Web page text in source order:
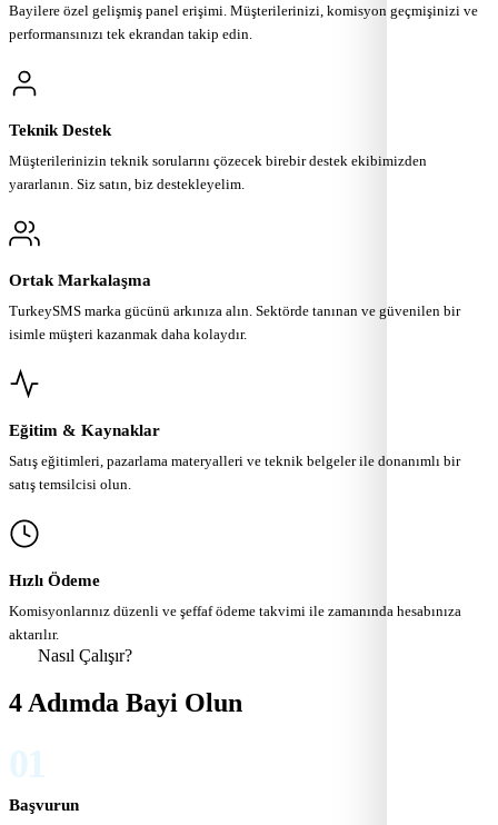
Bayilere özel gelişmiş panel erişimi. Müşterilerinizi, komisyon geçmişinizi ve
performansınızı tek ekrandan takip edin.
Teknik Destek
Müşterilerinizin teknik sorularını çözecek birebir destek ekibimizden
yararlanın. Siz satın, biz destekleyelim.
Ortak Markalaşma
TurkeySMS marka gücünü arkınıza alın. Sektörde tanınan ve güvenilen bir
isimle müşteri kazanmak daha kolaydır.
Eğitim & Kaynaklar
Satış eğitimleri, pazarlama materyalleri ve teknik belgeler ile donanımlı bir
satış temsilcisi olun.
Hızlı Ödeme
Komisyonlarınız düzenli ve şeffaf ödeme takvimi ile zamanında hesabınıza
aktarılır.
Nasıl Çalışır?
4 Adımda Bayi Olun
Başvurun